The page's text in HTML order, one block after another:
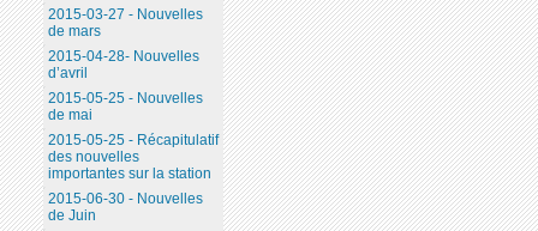
2015-03-27 - Nouvelles
de mars
2015-04-28- Nouvelles
d’avril
2015-05-25 - Nouvelles
de mai
2015-05-25 - Récapitulatif
des nouvelles
importantes sur la station
2015-06-30 - Nouvelles
de Juin